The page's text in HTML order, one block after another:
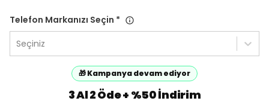
Telefon Markanızı Seçin *
Seçiniz
🎁 Kampanya devam ediyor
3 Al 2 Öde + %50 İndirim